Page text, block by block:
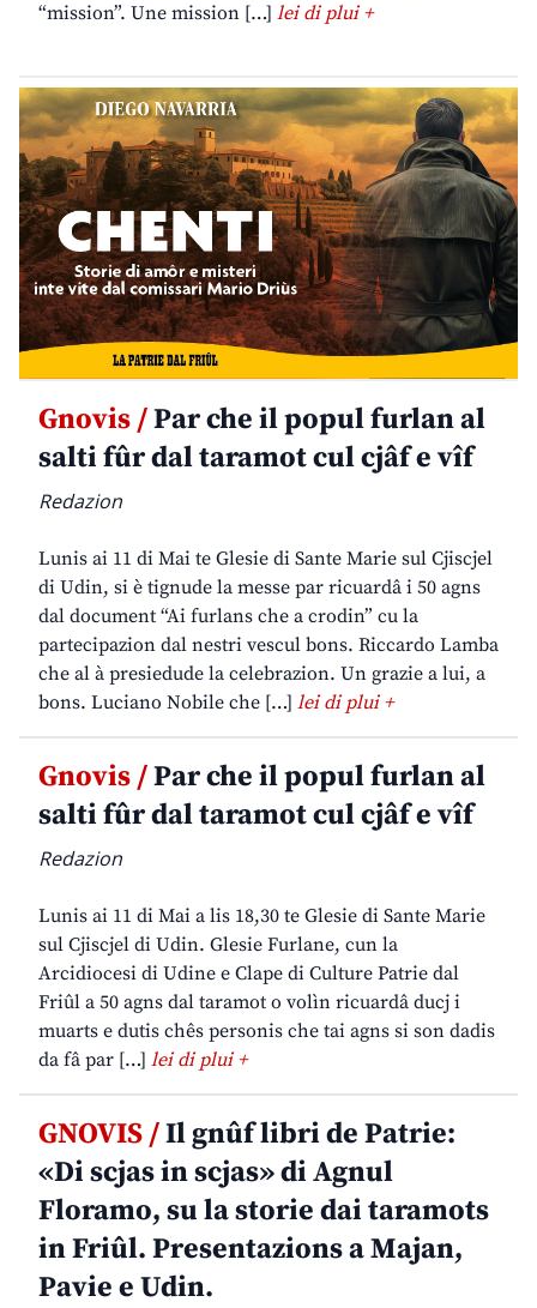
“mission”. Une mission […] lei di plui +
Gnovis /Par che il popul furlan al
salti fûr dal taramot cul cjâf e vîf
Redazion
Lunis ai 11 di Mai te Glesie di Sante Marie sul Cjiscjel
di Udin, si è tignude la messe par ricuardâ i 50 agns
dal document “Ai furlans che a crodin” cu la
partecipazion dal nestri vescul bons. Riccardo Lamba
che al à presiedude la celebrazion. Un grazie a lui, a
bons. Luciano Nobile che […] lei di plui +
Gnovis /Par che il popul furlan al
salti fûr dal taramot cul cjâf e vîf
Redazion
Lunis ai 11 di Mai a lis 18,30 te Glesie di Sante Marie
sul Cjiscjel di Udin. Glesie Furlane, cun la
Arcidiocesi di Udine e Clape di Culture Patrie dal
Friûl a 50 agns dal taramot o volìn ricuardâ ducj i
muarts e dutis chês personis che tai agns si son dadis
da fâ par […] lei di plui +
GNOVIS /Il gnûf libri de Patrie:
«Di scjas in scjas» di Agnul
Floramo, su la storie dai taramots
in Friûl. Presentazions a Majan,
Pavie e Udin.